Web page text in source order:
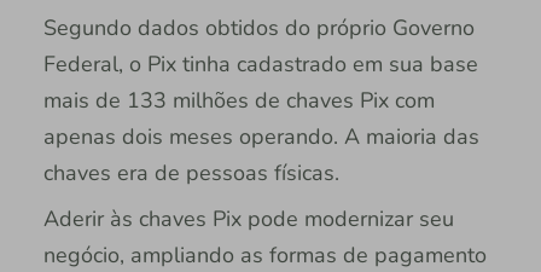
Segundo dados obtidos do próprio Governo
Federal, o Pix tinha cadastrado em sua base
mais de 133 milhões de chaves Pix com
apenas dois meses operando. A maioria das
chaves era de pessoas físicas.
Aderir às chaves Pix pode modernizar seu
negócio, ampliando as formas de pagamento